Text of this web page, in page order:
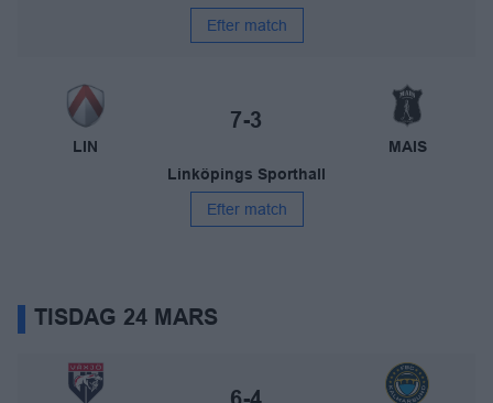
Efter match
Linköping IBK – Mullsjö AIS
LIN
Slutresultat:
7-3
MAIS
Linköpings Sporthall
Efter match
TISDAG 24 MARS
Växjö Vipers – FBC Kalmarsund
Slutresultat: